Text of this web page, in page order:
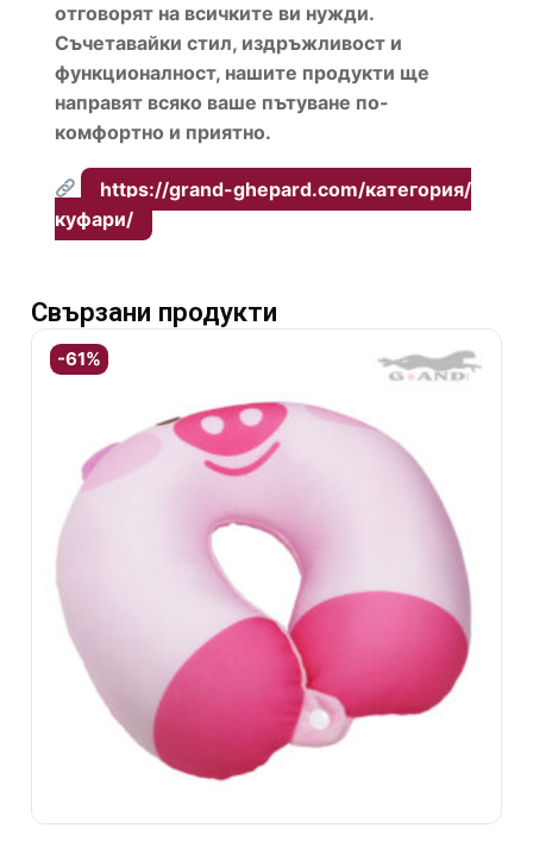
отговорят на всичките ви нужди.
Съчетавайки стил, издръжливост и
функционалност, нашите продукти ще
направят всяко ваше пътуване по-
комфортно и приятно.
https://grand-ghepard.com/категория/
куфари/
Свързани продукти
-61%